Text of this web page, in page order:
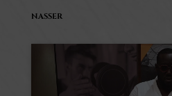
NASSER